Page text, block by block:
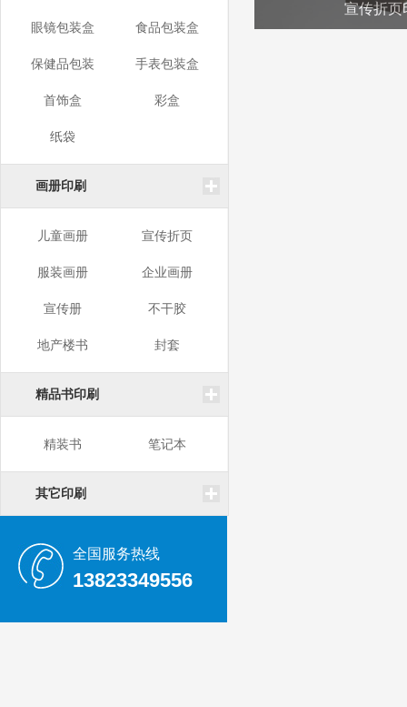
眼镜包装盒 食品包装盒
保健品包装 手表包装盒
首饰盒 彩盒
纸袋
画册印刷
儿童画册 宣传折页
服装画册 企业画册
宣传册 不干胶
地产楼书 封套
精品书印刷
精装书 笔记本
其它印刷
全国服务热线
13823349556
宣传折页